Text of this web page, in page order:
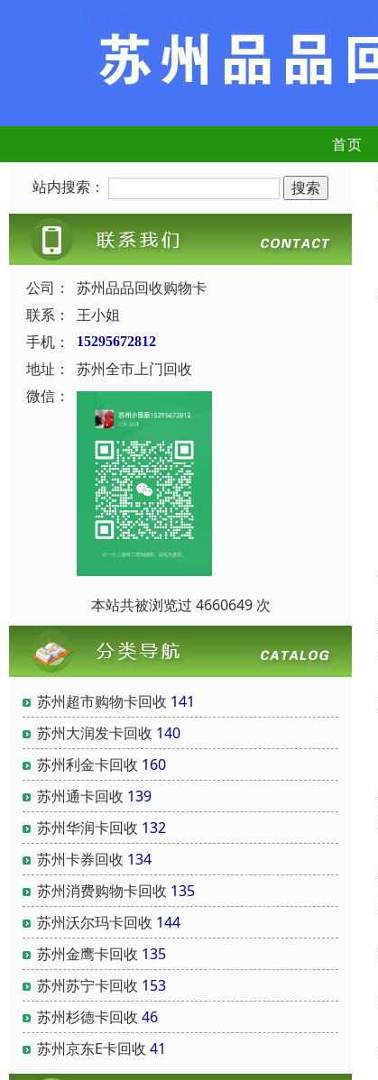
首页
站内搜索：
公司：
苏州品品回收购物卡
联系：
王小姐
手机：
15295672812
地址：
苏州全市上门回收
微信：
本站共被浏览过 4660649 次
苏州超市购物卡回收 141
苏州大润发卡回收 140
苏州利金卡回收 160
苏州通卡回收 139
苏州华润卡回收 132
苏州卡券回收 134
苏州消费购物卡回收 135
苏州沃尔玛卡回收 144
苏州金鹰卡回收 135
苏州苏宁卡回收 153
苏州杉德卡回收 46
苏州京东E卡回收 41